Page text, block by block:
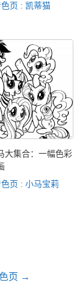
色页 : 凯蒂猫
大集合：一幅色彩
色页 : 小马宝莉
页 →